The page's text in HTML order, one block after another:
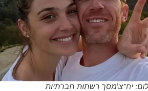
יח"צ\מסך רשתות חברתיות